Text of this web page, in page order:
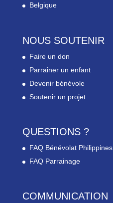
Belgique
NOUS SOUTENIR
Faire un don
Parrainer un enfant
Devenir bénévole
Soutenir un projet
QUESTIONS ?
FAQ Bénévolat Philippines
FAQ Parrainage
COMMUNICATION